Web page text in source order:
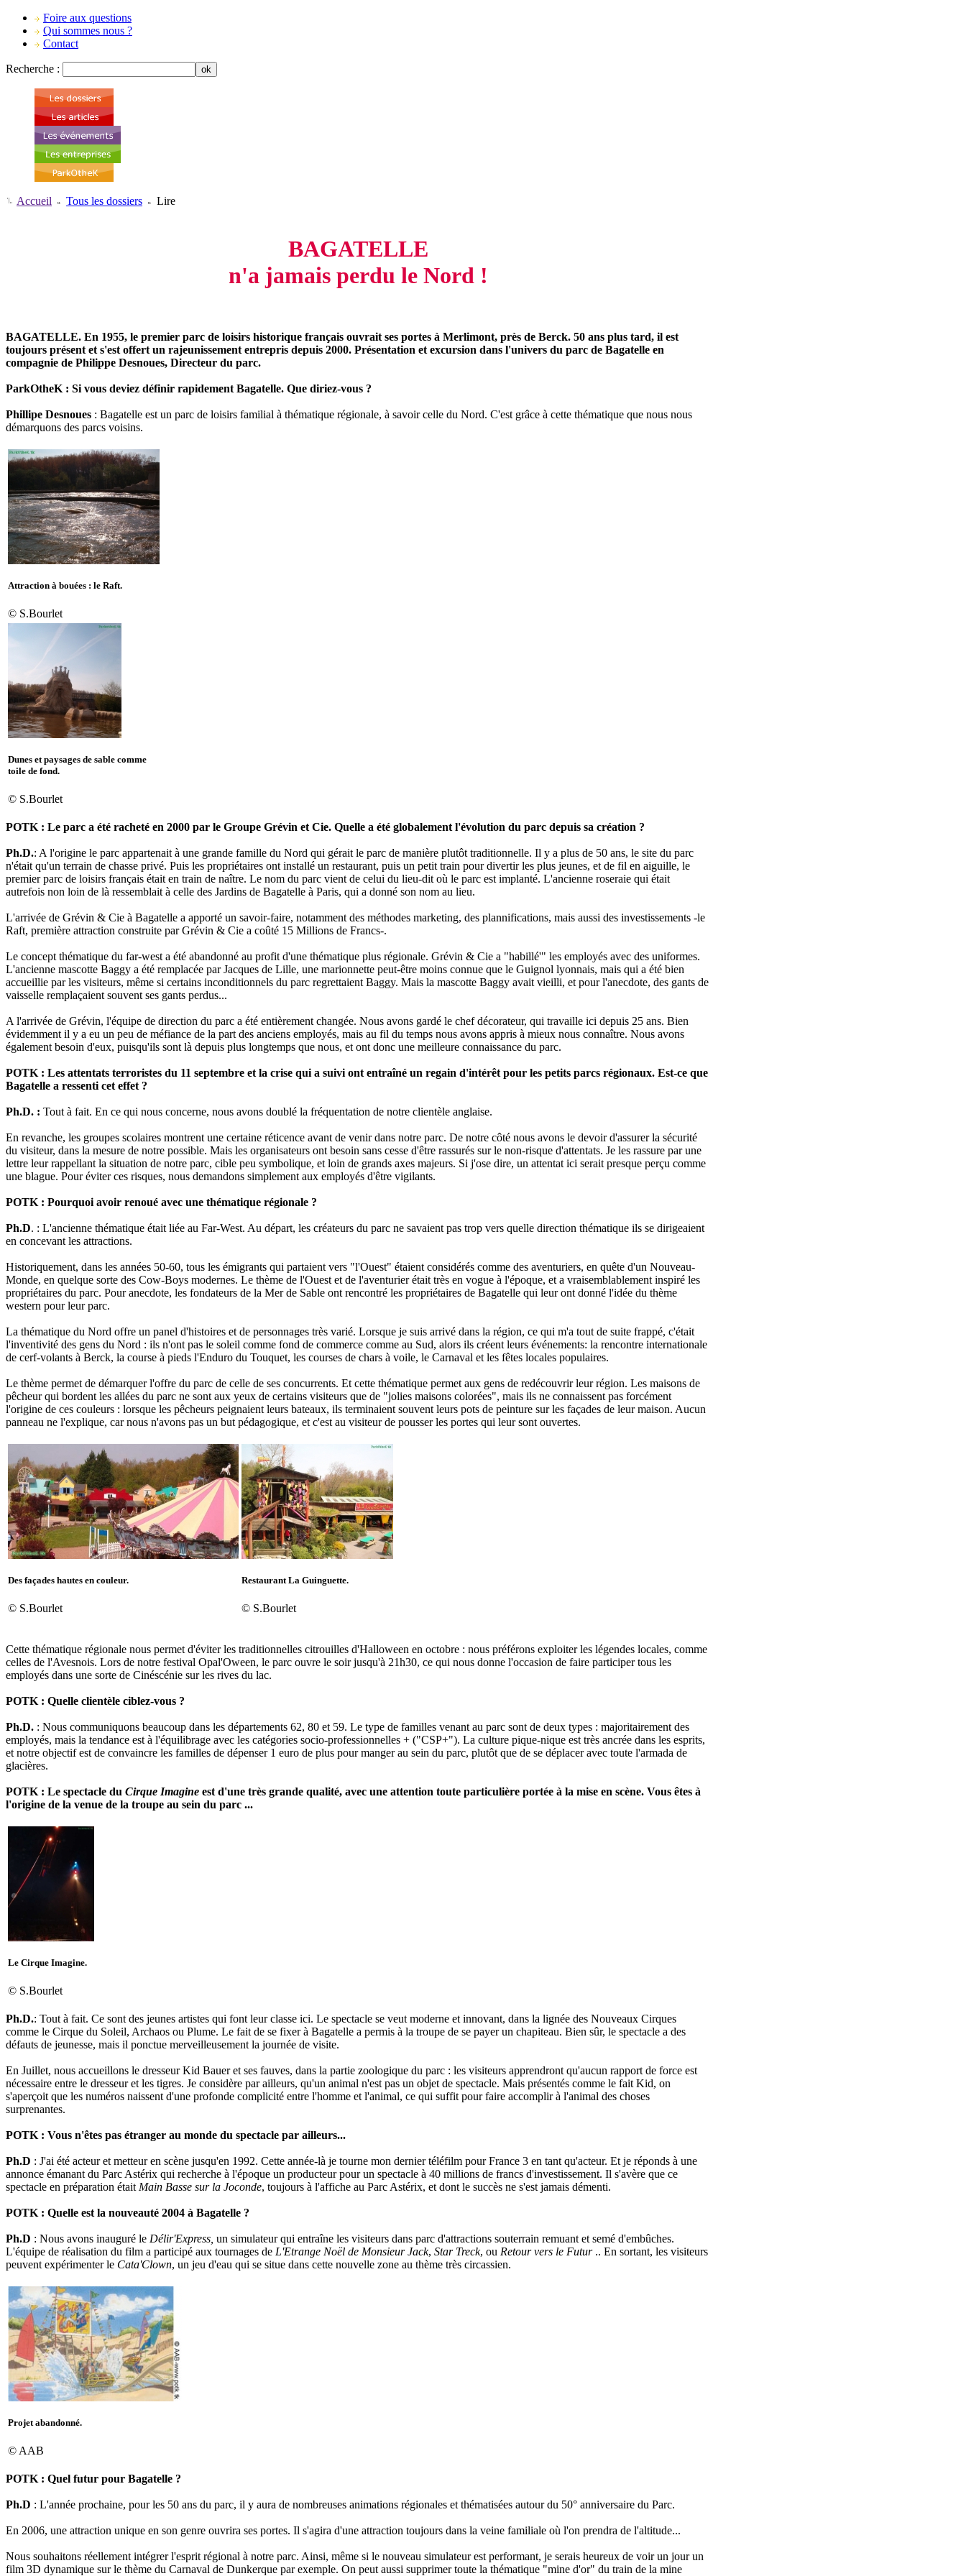
Foire aux questions
Qui sommes nous ?
Contact
Recherche :
Accueil Tous les dossiers
Lire
BAGATELLE
n'a jamais perdu le Nord !
BAGATELLE. En 1955, le premier parc de loisirs historique français ouvrait ses portes à Merlimont, près de Berck. 50 ans plus tard, il est
toujours présent et s'est offert un rajeunissement entrepris depuis 2000. Présentation et excursion dans l'univers du parc de Bagatelle en
compagnie de Philippe Desnoues, Directeur du parc.
ParkOtheK : Si vous deviez définir rapidement Bagatelle. Que diriez-vous ?
Phillipe Desnoues : Bagatelle est un parc de loisirs familial à thématique régionale, à savoir celle du Nord. C'est grâce à cette thématique que nous nous
démarquons des parcs voisins.
Attraction à bouées : le Raft.
© S.Bourlet
Dunes et paysages de sable comme
toile de fond.
© S.Bourlet
POTK : Le parc a été racheté en 2000 par le Groupe Grévin et Cie. Quelle a été globalement l'évolution du parc depuis sa création ?
Ph.D.: A l'origine le parc appartenait à une grande famille du Nord qui gérait le parc de manière plutôt traditionnelle. Il y a plus de 50 ans, le site du parc
n'était qu'un terrain de chasse privé. Puis les propriétaires ont installé un restaurant, puis un petit train pour divertir les plus jeunes, et de fil en aiguille, le
premier parc de loisirs français était en train de naître. Le nom du parc vient de celui du lieu-dit où le parc est implanté. L'ancienne roseraie qui était
autrefois non loin de là ressemblait à celle des Jardins de Bagatelle à Paris, qui a donné son nom au lieu.
L'arrivée de Grévin & Cie à Bagatelle a apporté un savoir-faire, notamment des méthodes marketing, des plannifications, mais aussi des investissements -le
Raft, première attraction construite par Grévin & Cie a coûté 15 Millions de Francs-.
Le concept thématique du far-west a été abandonné au profit d'une thématique plus régionale. Grévin & Cie a "habillé'" les employés avec des uniformes.
L'ancienne mascotte Baggy a été remplacée par Jacques de Lille, une marionnette peut-être moins connue que le Guignol lyonnais, mais qui a été bien
accueillie par les visiteurs, même si certains inconditionnels du parc regrettaient Baggy. Mais la mascotte Baggy avait vieilli, et pour l'anecdote, des gants de
vaisselle remplaçaient souvent ses gants perdus...
A l'arrivée de Grévin, l'équipe de direction du parc a été entièrement changée. Nous avons gardé le chef décorateur, qui travaille ici depuis 25 ans. Bien
évidemment il y a eu un peu de méfiance de la part des anciens employés, mais au fil du temps nous avons appris à mieux nous connaître. Nous avons
également besoin d'eux, puisqu'ils sont là depuis plus longtemps que nous, et ont donc une meilleure connaissance du parc.
POTK : Les attentats terroristes du 11 septembre et la crise qui a suivi ont entraîné un regain d'intérêt pour les petits parcs régionaux. Est-ce que
Bagatelle a ressenti cet effet ?
Ph.D. : Tout à fait. En ce qui nous concerne, nous avons doublé la fréquentation de notre clientèle anglaise.
En revanche, les groupes scolaires montrent une certaine réticence avant de venir dans notre parc. De notre côté nous avons le devoir d'assurer la sécurité
du visiteur, dans la mesure de notre possible. Mais les organisateurs ont besoin sans cesse d'être rassurés sur le non-risque d'attentats. Je les rassure par une
lettre leur rappellant la situation de notre parc, cible peu symbolique, et loin de grands axes majeurs. Si j'ose dire, un attentat ici serait presque perçu comme
une blague. Pour éviter ces risques, nous demandons simplement aux employés d'être vigilants.
POTK : Pourquoi avoir renoué avec une thématique régionale ?
Ph.D. : L'ancienne thématique était liée au Far-West. Au départ, les créateurs du parc ne savaient pas trop vers quelle direction thématique ils se dirigeaient
en concevant les attractions.
Historiquement, dans les années 50-60, tous les émigrants qui partaient vers "l'Ouest" étaient considérés comme des aventuriers, en quête d'un Nouveau-
Monde, en quelque sorte des Cow-Boys modernes. Le thème de l'Ouest et de l'aventurier était très en vogue à l'époque, et a vraisemblablement inspiré les
propriétaires du parc. Pour anecdote, les fondateurs de la Mer de Sable ont rencontré les propriétaires de Bagatelle qui leur ont donné l'idée du thème
western pour leur parc.
La thématique du Nord offre un panel d'histoires et de personnages très varié. Lorsque je suis arrivé dans la région, ce qui m'a tout de suite frappé, c'était
l'inventivité des gens du Nord : ils n'ont pas le soleil comme fond de commerce comme au Sud, alors ils créent leurs événements: la rencontre internationale
de cerf-volants à Berck, la course à pieds l'Enduro du Touquet, les courses de chars à voile, le Carnaval et les fêtes locales populaires.
Le thème permet de démarquer l'offre du parc de celle de ses concurrents. Et cette thématique permet aux gens de redécouvrir leur région. Les maisons de
pêcheur qui bordent les allées du parc ne sont aux yeux de certains visiteurs que de "jolies maisons colorées", mais ils ne connaissent pas forcément
l'origine de ces couleurs : lorsque les pêcheurs peignaient leurs bateaux, ils terminaient souvent leurs pots de peinture sur les façades de leur maison. Aucun
panneau ne l'explique, car nous n'avons pas un but pédagogique, et c'est au visiteur de pousser les portes qui leur sont ouvertes.
Des façades hautes en couleur.
© S.Bourlet
Restaurant La Guinguette.
© S.Bourlet
Cette thématique régionale nous permet d'éviter les traditionnelles citrouilles d'Halloween en octobre : nous préférons exploiter les légendes locales, comme
celles de l'Avesnois. Lors de notre festival Opal'Oween, le parc ouvre le soir jusqu'à 21h30, ce qui nous donne l'occasion de faire participer tous les
employés dans une sorte de Cinéscénie sur les rives du lac.
POTK : Quelle clientèle ciblez-vous ?
Ph.D. : Nous communiquons beaucoup dans les départements 62, 80 et 59. Le type de familles venant au parc sont de deux types : majoritairement des
employés, mais la tendance est à l'équilibrage avec les catégories socio-professionnelles + ("CSP+"). La culture pique-nique est très ancrée dans les esprits,
et notre objectif est de convaincre les familles de dépenser 1 euro de plus pour manger au sein du parc, plutôt que de se déplacer avec toute l'armada de
glacières.
POTK : Le spectacle du Cirque Imagine est d'une très grande qualité, avec une attention toute particulière portée à la mise en scène. Vous êtes à
l'origine de la venue de la troupe au sein du parc ...
Le Cirque Imagine.
© S.Bourlet
Ph.D.: Tout à fait. Ce sont des jeunes artistes qui font leur classe ici. Le spectacle se veut moderne et innovant, dans la lignée des Nouveaux Cirques
comme le Cirque du Soleil, Archaos ou Plume. Le fait de se fixer à Bagatelle a permis à la troupe de se payer un chapiteau. Bien sûr, le spectacle a des
défauts de jeunesse, mais il ponctue merveilleusement la journée de visite.
En Juillet, nous accueillons le dresseur Kid Bauer et ses fauves, dans la partie zoologique du parc : les visiteurs apprendront qu'aucun rapport de force est
nécessaire entre le dresseur et les tigres. Je considère par ailleurs, qu'un animal n'est pas un objet de spectacle. Mais présentés comme le fait Kid, on
s'aperçoit que les numéros naissent d'une profonde complicité entre l'homme et l'animal, ce qui suffit pour faire accomplir à l'animal des choses
surprenantes.
POTK : Vous n'êtes pas étranger au monde du spectacle par ailleurs...
Ph.D : J'ai été acteur et metteur en scène jusqu'en 1992. Cette année-là je tourne mon dernier téléfilm pour France 3 en tant qu'acteur. Et je réponds à une
annonce émanant du Parc Astérix qui recherche à l'époque un producteur pour un spectacle à 40 millions de francs d'investissement. Il s'avère que ce
spectacle en préparation était Main Basse sur la Joconde, toujours à l'affiche au Parc Astérix, et dont le succès ne s'est jamais démenti.
POTK : Quelle est la nouveauté 2004 à Bagatelle ?
Ph.D : Nous avons inauguré le Délir'Express, un simulateur qui entraîne les visiteurs dans parc d'attractions souterrain remuant et semé d'embûches.
L'équipe de réalisation du film a participé aux tournages de L'Etrange Noël de Monsieur Jack, Star Treck, ou Retour vers le Futur.. En sortant, les visiteurs
peuvent expérimenter le Cata'Clown, un jeu d'eau qui se situe dans cette nouvelle zone au thème très circassien.
Projet abandonné.
© AAB
POTK : Quel futur pour Bagatelle ?
Ph.D : L'année prochaine, pour les 50 ans du parc, il y aura de nombreuses animations régionales et thématisées autour du 50° anniversaire du Parc.
En 2006, une attraction unique en son genre ouvrira ses portes. Il s'agira d'une attraction toujours dans la veine familiale où l'on prendra de l'altitude...
Nous souhaitons réellement intégrer l'esprit régional à notre parc. Ainsi, même si le nouveau simulateur est performant, je serais heureux de voir un jour un
film 3D dynamique sur le thème du Carnaval de Dunkerque par exemple. On peut aussi supprimer toute la thématique "mine d'or" du train de la mine